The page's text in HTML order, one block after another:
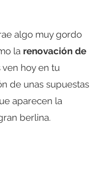
algo muy gordo
la renovación de
hoy en tu
de unas supuestas
aparecen la
berlina.